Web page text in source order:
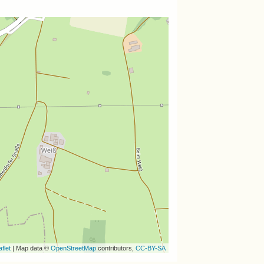
| Map data © OpenStreetMap contributors, CC-BY-SA